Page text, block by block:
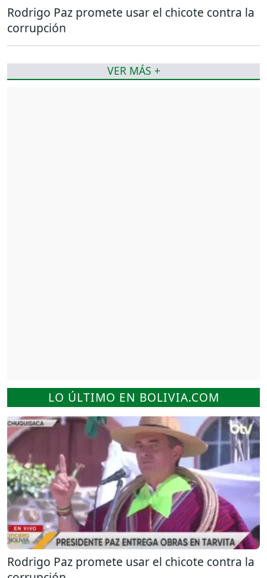
LO ÚLTIMO EN BOLIVIA.COM
Rodrigo Paz promete usar el chicote contra la
Rodrigo Paz promete usar el chicote contra la
corrupción
VER MÁS +